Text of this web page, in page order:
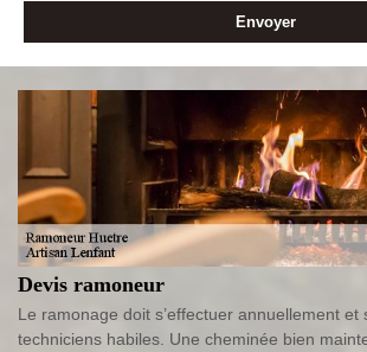
Devis ramoneur
Le ramonage doit s’effectuer annuellement et
techniciens habiles. Une cheminée bien